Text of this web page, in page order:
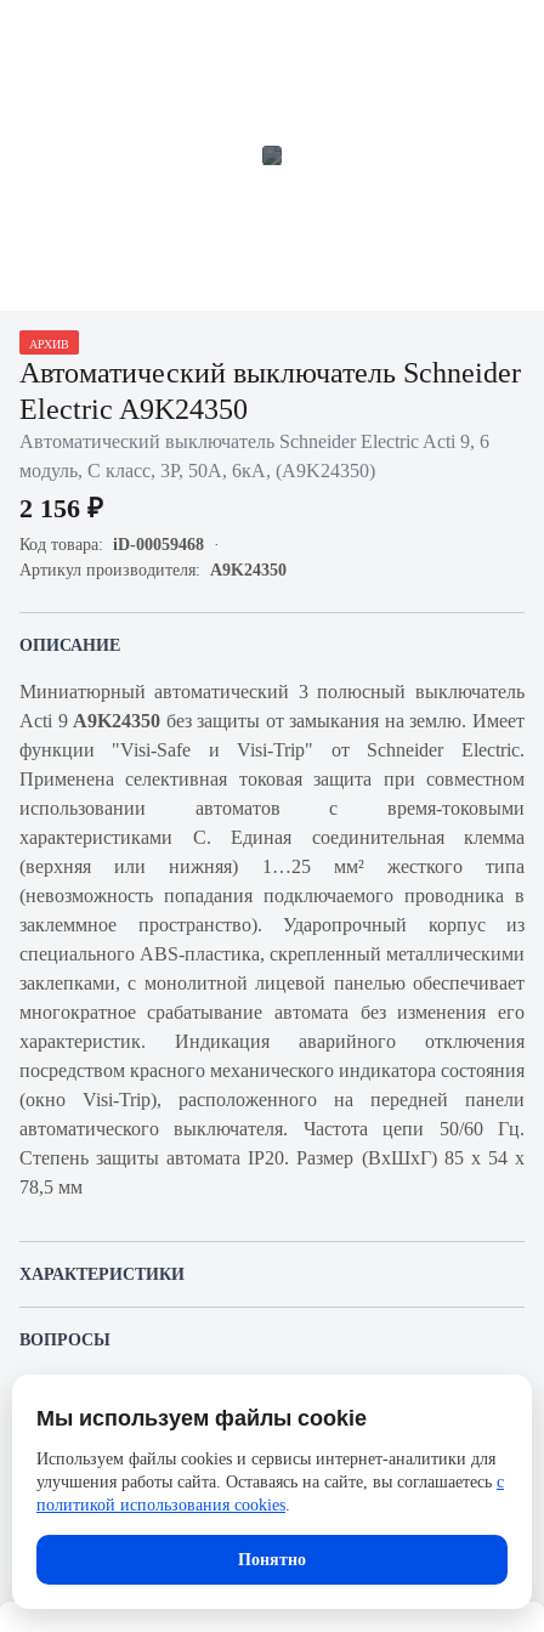
АРХИВ
Автоматический выключатель Schneider
Electric A9K24350
Автоматический выключатель Schneider Electric Acti 9, 6
модуль, C класс, 3P, 50А, 6кА, (A9K24350)
2 156 ₽
Код товара: iD-00059468
Артикул производителя: A9K24350
ОПИСАНИЕ
Миниатюрный автоматический 3 полюсный выключатель
Acti 9 A9K24350 без защиты от замыкания на землю. Имеет
функции "Visi-Safe и Visi-Trip" от Schneider Electric.
Применена селективная токовая защита при совместном
использовании автоматов с время-токовыми
характеристиками С. Единая соединительная клемма
(верхняя или нижняя) 1…25 мм² жесткого типа
(невозможность попадания подключаемого проводника в
заклеммное пространство). Ударопрочный корпус из
специального ABS-пластика, скрепленный металлическими
заклепками, с монолитной лицевой панелью обеспечивает
многократное срабатывание автомата без изменения его
характеристик. Индикация аварийного отключения
посредством красного механического индикатора состояния
(окно Visi-Trip), расположенного на передней панели
автоматического выключателя. Частота цепи 50/60 Гц.
Степень защиты автомата IP20. Размер (ВхШхГ) 85 х 54 х
78,5 мм
ХАРАКТЕРИСТИКИ
Производитель
Серия
Acti 9
Номинальный ток
Напряжение, В
230
Количество полюсов
ВОПРОСЫ
Пожалуйста, авторизуйтесь, чтобы иметь
возможность оставлять вопросы.
Представленные изображения и характеристики могут отличаться от реального
без предварительного уведомления. Компания АйДистрибьют не несёт
ответственности в случае не соответствия текущей модели товаров фотографиям,
размещённым в карточке товара.
Мы используем файлы cookie
Используем файлы cookies и сервисы интернет-аналитики для
улучшения работы сайта. Оставаясь на сайте, вы соглашаетесь с
политикой использования cookies.
Понятно